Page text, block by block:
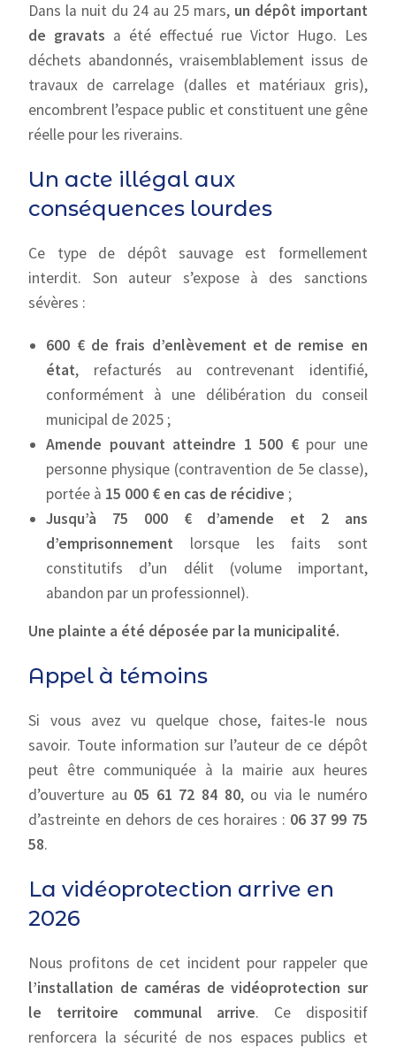
Dans la nuit du 24 au 25 mars, un dépôt important
de gravats a été effectué rue Victor Hugo. Les
déchets abandonnés, vraisemblablement issus de
travaux de carrelage (dalles et matériaux gris),
encombrent l’espace public et constituent une gêne
réelle pour les riverains.
Un acte illégal aux
conséquences lourdes
Ce type de dépôt sauvage est formellement
interdit. Son auteur s’expose à des sanctions
sévères :
600 € de frais d’enlèvement et de remise en
état, refacturés au contrevenant identifié,
conformément à une délibération du conseil
municipal de 2025 ;
Amende pouvant atteindre 1 500 €pour une
personne physique (contravention de 5e classe),
portée à 15 000 € en cas de récidive ;
Jusqu’à 75 000 € d’amende et 2 ans
d’emprisonnement lorsque les faits sont
constitutifs d’un délit (volume important,
abandon par un professionnel).
Une plainte a été déposée par la municipalité.
Appel à témoins
Si vous avez vu quelque chose, faites-le nous
savoir. Toute information sur l’auteur de ce dépôt
peut être communiquée à la mairie aux heures
d’ouverture au 05 61 72 84 80, ou via le numéro
d’astreinte en dehors de ces horaires : 06 37 99 75
58.
La vidéoprotection arrive en
2026
Nous profitons de cet incident pour rappeler que
l’installation de caméras de vidéoprotection sur
le territoire communal arrive. Ce dispositif
renforcera la sécurité de nos espaces publics et